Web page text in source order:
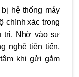
hệ thống máy
chính xác trong
trị. Nhờ vào sự
nghệ tiên tiến,
khi gửi gắm